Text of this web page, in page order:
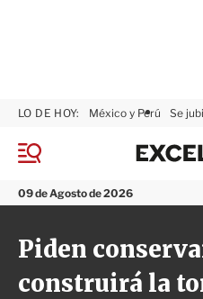
M
n
ú
09 de Agosto de 2026
LO DE HOY: México y Perú Se
Piden
construirá la